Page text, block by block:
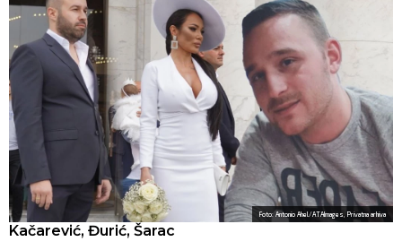
Foto: Antonio Ahel/ATAImages, Privatna arhiva
Kačarević, Đurić, Šarac